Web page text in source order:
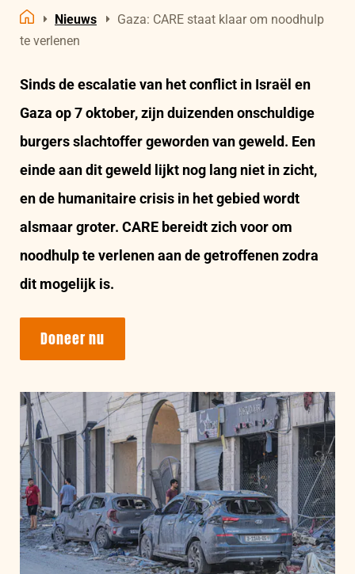
Home
Nieuws
Gaza: CARE staat klaar om noodhulp
te verlenen
Sinds de escalatie van het conflict in Israël en
Gaza op 7 oktober, zijn duizenden onschuldige
burgers slachtoffer geworden van geweld. Een
einde aan dit geweld lijkt nog lang niet in zicht,
en de humanitaire crisis in het gebied wordt
alsmaar groter. CARE bereidt zich voor om
noodhulp te verlenen aan de getroffenen zodra
dit mogelijk is.
Doneer nu